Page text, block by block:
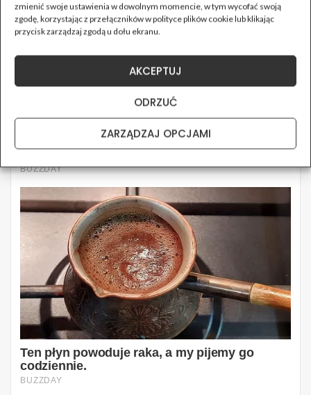
zmienić swoje ustawienia w dowolnym momencie, w tym wycofać swoją
zgodę, korzystając z przełączników w polityce plików cookie lub klikając
przycisk zarządzaj zgodą u dołu ekranu.
AKCEPTUJ
ODRZUĆ
ZARZĄDZAJ OPCJAMI